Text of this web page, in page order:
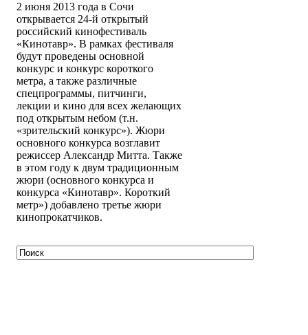
2 июня 2013 года в Сочи
открывается 24-й открытый
российский кинофестиваль
«Кинотавр». В рамках фестиваля
будут проведены основной
конкурс и конкурс короткого
метра, а также различные
спецпрограммы, питчинги,
лекции и кино для всех желающих
под открытым небом (т.н.
«зрительский конкурс»). Жюри
основного конкурса возглавит
режиссер Александр Митта. Также
в этом году к двум традиционным
жюри (основного конкурса и
конкурса «Кинотавр». Короткий
метр») добавлено третье жюри
кинопрокатчиков.